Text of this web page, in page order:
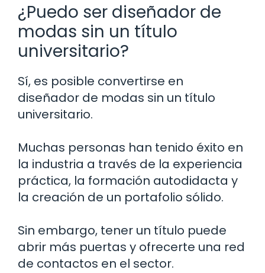
¿Puedo ser diseñador de
modas sin un título
universitario?
Sí, es posible convertirse en
diseñador de modas sin un título
universitario.
Muchas personas han tenido éxito en
la industria a través de la experiencia
práctica, la formación autodidacta y
la creación de un portafolio sólido.
Sin embargo, tener un título puede
abrir más puertas y ofrecerte una red
de contactos en el sector.